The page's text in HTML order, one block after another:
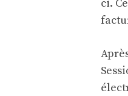
ci.